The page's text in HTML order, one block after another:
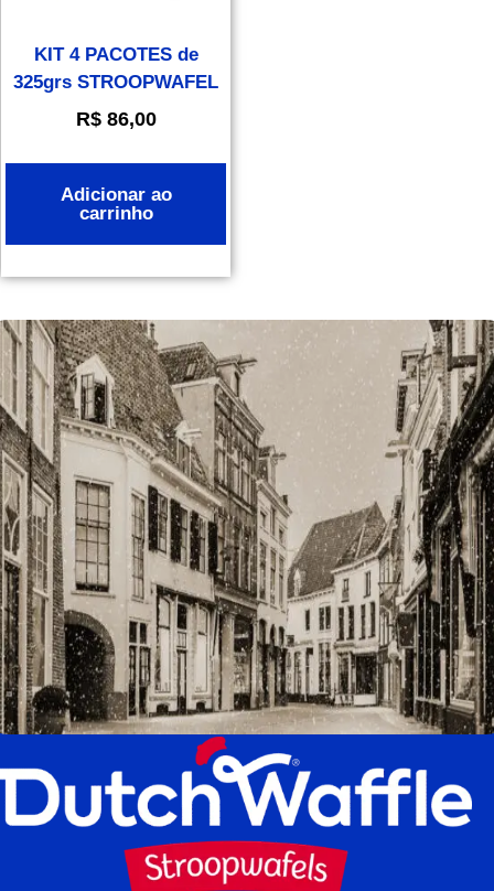
KIT 4 PACOTES de
325grs STROOPWAFEL
R$86,00
Adicionar ao
carrinho